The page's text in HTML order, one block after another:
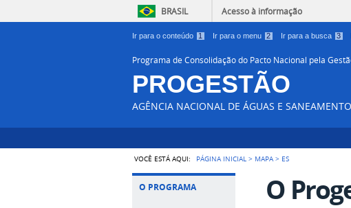
BRASIL Acesso à informação
Ir para o conteúdo 1 Ir para o menu 2 Ir para a busca 3
Programa de Consolidação do Pacto Nacional pela
PROGESTÃO
AGÊNCIA NACIONAL DE ÁGUAS E
VOCÊ ESTÁ AQUI: PÁGINA INICIAL > MAPA > ES
O PROGRAMA O